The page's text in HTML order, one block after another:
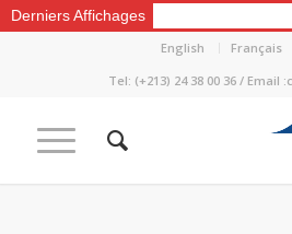
Derniers Affichages
Français
English
Tel: (+213) 24 38 00 36 / Email